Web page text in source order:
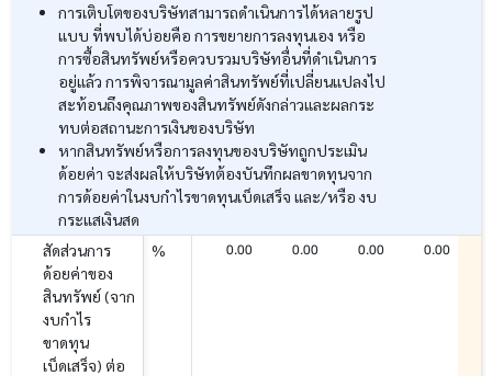
การเติบโตของบริษัทสามารถดำเนินการได้หลายรูป
แบบ ที่พบได้บ่อยคือ การขยายการลงทุนเอง หรือ
การซื้อสินทรัพย์หรือควบรวมบริษัทอื่นที่ดำเนินการ
อยู่แล้ว การพิจารณามูลค่าสินทรัพย์ที่เปลี่ยนแปลงไป
สะท้อนถึงคุณภาพของสินทรัพย์ดังกล่าวและผลกระ
ทบต่อสถานะการเงินของบริษัท
หากสินทรัพย์หรือการลงทุนของบริษัทถูกประเมิน
ด้อยค่า จะส่งผลให้บริษัทต้องบันทึกผลขาดทุนจาก
การด้อยค่าในงบกำไรขาดทุนเบ็ดเสร็จ และ/หรือ งบ
กระแสเงินสด
สัดส่วนการ
ด้อยค่าของ
สินทรัพย์ (จาก
งบกำไร
ขาดทุน
เบ็ดเสร็จ) ต่อ
% 0.00 0.00 0.00 0.00